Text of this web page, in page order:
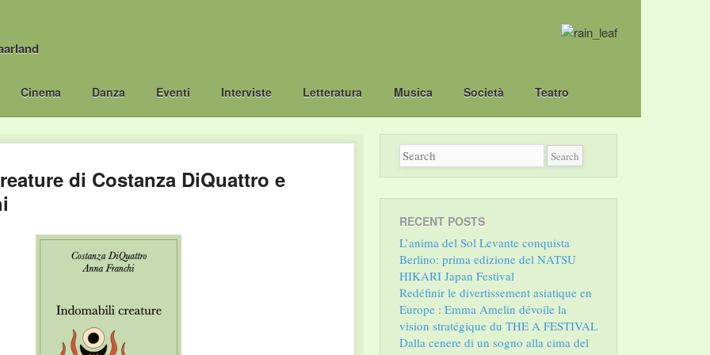
Cinema Danza Eventi Interviste Letteratura Musica Società Teatro
di Costanza DiQuattro e
RECENT POSTS
L’anima del Sol Levante conquista
Berlino: prima edizione del NATSU
HIKARI Japan Festival
Redéfinir le divertissement asiatique en
Europe : Emma Amelin dévoile la
vision stratégique du THE A FESTIVAL
Dalla cenere di un sogno alla cima del